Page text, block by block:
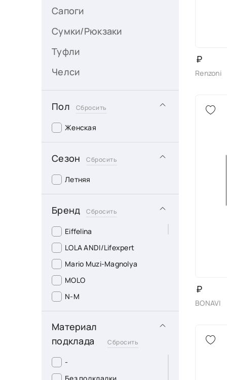
Сапоги
Сумки/Рюкзаки
Туфли
Челси
Пол Сбросить
Женская
Сезон Сбросить
Летняя
Бренд Сбросить
Eiffelina
LOLA ANDI/Lifexpert
Mario Muzi-Magnolya
MOLO
N-M
Raffelli
SAIDUO
SENWAN
Soffi Salita
TF"S-Tofa
Материал
подклада
Сбросить
-
₽
Renzoni
₽
BONAVI